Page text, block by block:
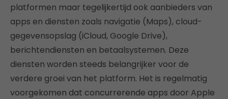
platformen maar tegelijkertijd ook aanbieders van
apps en diensten zoals navigatie (Maps), cloud-
gegevensopslag (iCloud, Google Drive),
berichtendiensten en betaalsystemen. Deze
diensten worden steeds belangrijker voor de
verdere groei van het platform. Het is regelmatig
voorgekomen dat concurrerende apps door Apple